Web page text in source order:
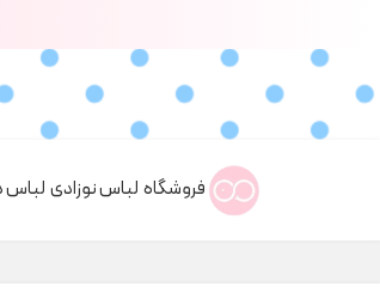
فروشگاه لباس نوزادی لباس